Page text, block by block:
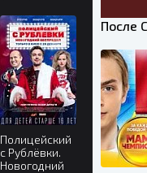
После
Полицейский
с Рублёвки.
Новогодний